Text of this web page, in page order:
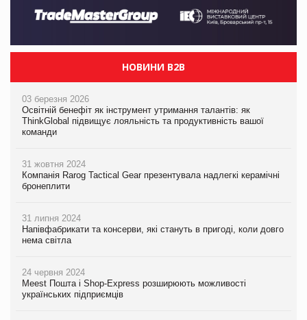
НОВИНИ B2B
03 березня 2026
Освітній бенефіт як інструмент утримання талантів: як
ThinkGlobal підвищує лояльність та продуктивність вашої
команди
31 жовтня 2024
Компанія Rarog Tactical Gear презентувала надлегкі керамічні
бронеплити
31 липня 2024
Напівфабрикати та консерви, які стануть в пригоді, коли довго
нема світла
24 червня 2024
Meest Пошта і Shop-Express розширюють можливості
українських підприємців